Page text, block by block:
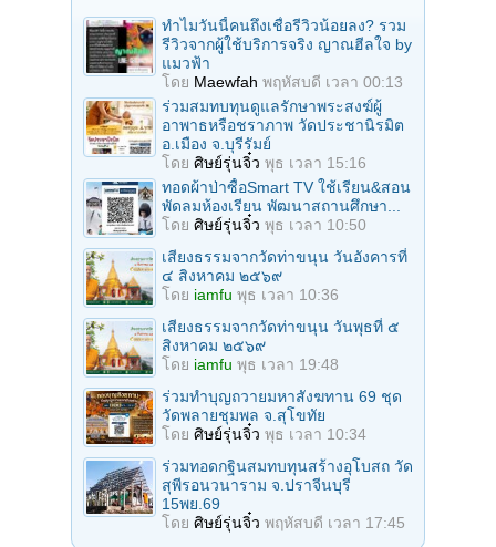
ทำไมวันนี้คนถึงเชื่อรีวิวน้อยลง? รวม
รีวิวจากผู้ใช้บริการจริง ญาณฮีลใจ by
แมวฟ้า
โดย Maewfah พฤหัสบดี เวลา 00:13
ร่วมสมทบทุนดูแลรักษาพระสงฆ์ผู้
อาพาธหรือชราภาพ วัดประชานิรมิต
อ.เมือง จ.บุรีรัมย์
โดย ศิษย์รุ่นจิ๋ว พุธ เวลา 15:16
ทอดผ้าป่าซื้อSmart TV ใช้เรียน&สอน
พัดลมห้องเรียน พัฒนาสถานศึกษา...
โดย ศิษย์รุ่นจิ๋ว พุธ เวลา 10:50
เสียงธรรมจากวัดท่าขนุน วันอังคารที่
๔ สิงหาคม ๒๕๖๙
โดย iamfu พุธ เวลา 10:36
เสียงธรรมจากวัดท่าขนุน วันพุธที่ ๕
สิงหาคม ๒๕๖๙
โดย iamfu พุธ เวลา 19:48
ร่วมทําบุญถวายมหาสังฆทาน 69 ชุด
วัดพลายชุมพล จ.สุโขทัย
โดย ศิษย์รุ่นจิ๋ว พุธ เวลา 10:34
ร่วมทอดกฐินสมทบทุนสร้างอุโบสถ วัด
สุพีรอนวนาราม จ.ปราจีนบุรี
15พย.69
โดย ศิษย์รุ่นจิ๋ว พฤหัสบดี เวลา 17:45